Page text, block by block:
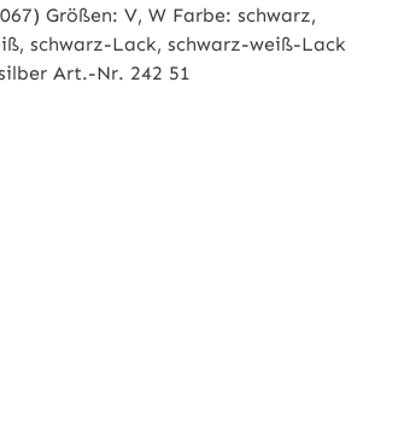
Größen: V, W Farbe: schwarz,
schwarz-Lack, schwarz-weiß-Lack
Art.-Nr. 242 51